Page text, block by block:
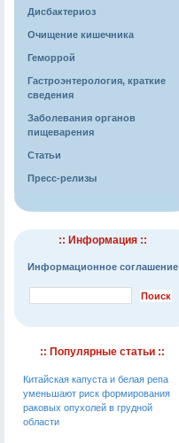
Дисбактериоз
Очищение кишечника
Геморрой
Гастроэнтерология, краткие
сведения
Заболевания органов
пищеварения
Статьи
Пресс-релизы
:: Информация ::
Информационное соглашение
:: Популярные статьи ::
Китайская капуста и белая репа
уменьшают риск формирования
раковых опухолей в грудной
области